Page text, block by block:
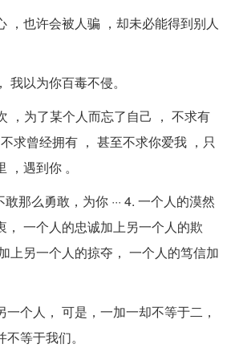
，也许会被人骗 ，却未必能得到别人
我以为你百毒不侵。
，为了某个人而忘了自己 ， 不求有
求曾经拥有 ， 甚至不求你爱我 ，只
，遇到你 。
敢那么勇敢，为你 ··· 4. 一个人的漠然
， 一个人的忠诚加上另一个人的欺
上另一个人的掠夺， 一个人的笃信加
个人， 可是，一加一却不等于二，
等于我们。